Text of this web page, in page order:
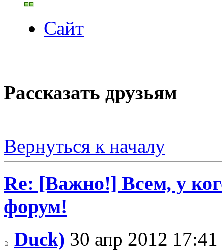
Сайт
Рассказать друзьям
Вернуться к началу
Re: [Важно!] Всем, у
форум!
Duck) 30 апр 2012 17:41